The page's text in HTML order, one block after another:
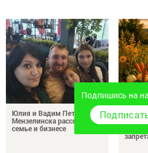
Юлия и Вадим Петровы из
Мензелинска рассказали о
семье и бизнесе
Ильин
Подпишись на